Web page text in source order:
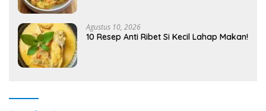
Agustus 10, 2026
10 Resep Anti Ribet Si Kecil Lahap Makan!